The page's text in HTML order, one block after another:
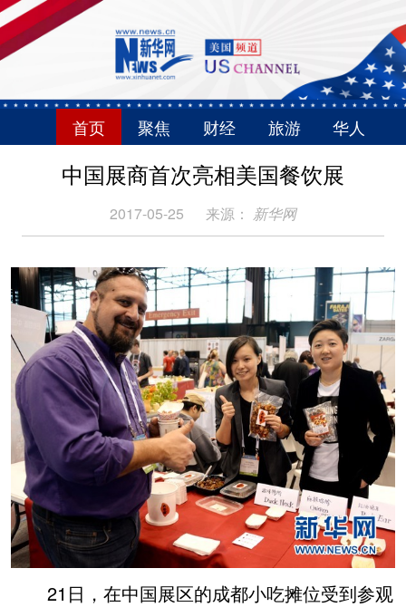
首页 聚焦 财经 旅游 华人
中国展商首次亮相美国餐饮展
2017-05-25 来源： 新华网
21日，在中国展区的成都小吃摊位受到参观